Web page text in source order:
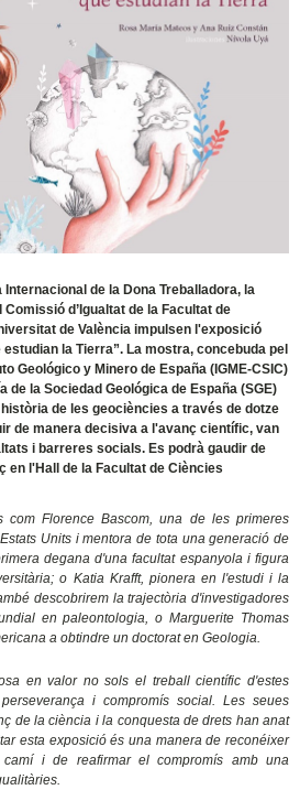
de la Dona Treballadora, la
d’Igualtat de la Facultat de
de València impulsen l'exposició
la Tierra”. La mostra, concebuda pel
Geológico y Minero de España (IGME-CSIC)
de la Sociedad Geológica de España (SGE)
de les geociències a través de dotze
de manera decisiva a l'avanç científic, van
i barreres socials. Es podrà gaudir de
en l'Hall de la Facultat de Ciències
com Florence Bascom, una de les primeres
Units i mentora de tota una generació de
degana d'una facultat espanyola i figura
o Katia Krafft, pionera en l'estudi i la
descobrirem la trajectòria d'investigadores
en paleontologia, o Marguerite Thomas
a obtindre un doctorat en Geologia.
en valor no sols el treball científic d'estes
i compromís social. Les seues
de la ciència i la conquesta de drets han anat
esta exposició és una manera de reconéixer
i de reafirmar el compromís amb una